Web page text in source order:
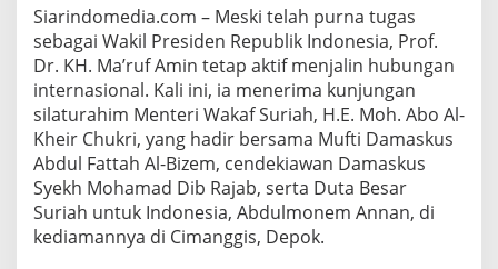
D
E
R
I
S
A
I
U
L
A
M
A
Siarindomedia.com – Meski telah purna tugas
sebagai Wakil Presiden Republik Indonesia, Prof.
Dr. KH. Ma’ruf Amin tetap aktif menjalin hubungan
internasional. Kali ini, ia menerima kunjungan
silaturahim Menteri Wakaf Suriah, H.E. Moh. Abo Al-
Kheir Chukri, yang hadir bersama Mufti Damaskus
Abdul Fattah Al-Bizem, cendekiawan Damaskus
Syekh Mohamad Dib Rajab, serta Duta Besar
Suriah untuk Indonesia, Abdulmonem Annan, di
kediamannya di Cimanggis, Depok.